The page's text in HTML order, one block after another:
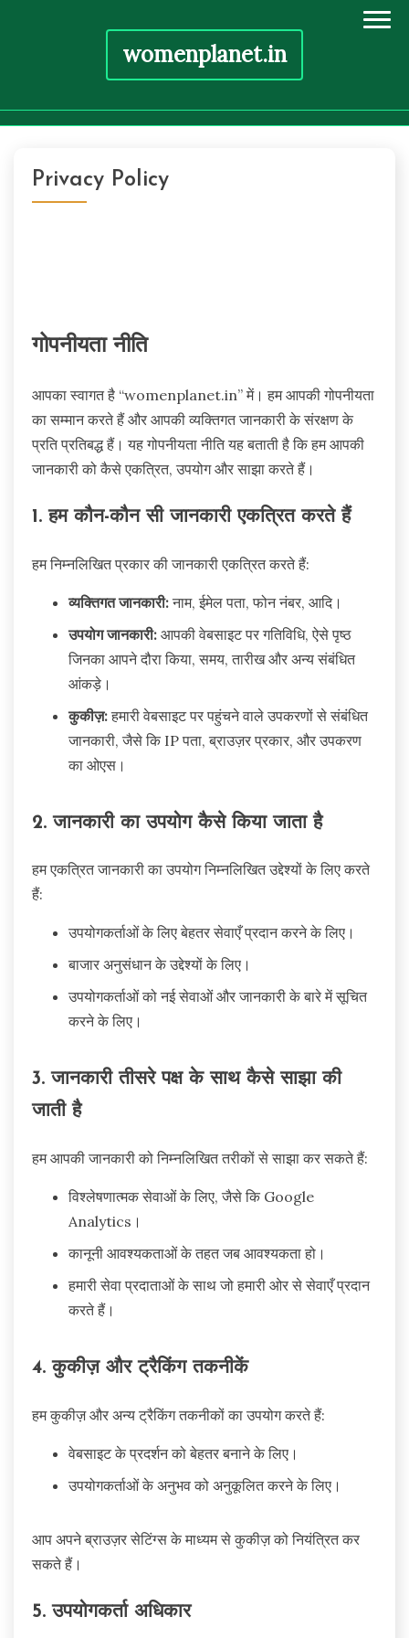
womenplanet.in
contentPrivacy Policy
गोपनीयता नीति
आपका स्वागत है “womenplanet.in” में। हम आपकी गोपनीयता
का सम्मान करते हैं और आपकी व्यक्तिगत जानकारी के संरक्षण के
प्रति प्रतिबद्ध हैं। यह गोपनीयता नीति यह बताती है कि हम आपकी
जानकारी को कैसे एकत्रित, उपयोग और साझा करते हैं।
1. हम कौन-कौन सी जानकारी एकत्रित करते हैं
हम निम्नलिखित प्रकार की जानकारी एकत्रित करते हैं:
व्यक्तिगत जानकारी:नाम, ईमेल पता, फोन नंबर, आदि।
उपयोग जानकारी: आपकी वेबसाइट पर गतिविधि, ऐसे पृष्ठ
जिनका आपने दौरा किया, समय, तारीख और अन्य संबंधित
आंकड़े।
कुकीज़:हमारी वेबसाइट पर पहुंचने वाले उपकरणों से संबंधित
जानकारी, जैसे कि IP पता, ब्राउज़र प्रकार, और उपकरण
का ओएस।
2. जानकारी का उपयोग कैसे किया जाता है
हम एकत्रित जानकारी का उपयोग निम्नलिखित उद्देश्यों के लिए करते
हैं:
उपयोगकर्ताओं के लिए बेहतर सेवाएँ प्रदान करने के लिए।
बाजार अनुसंधान के उद्देश्यों के लिए।
उपयोगकर्ताओं को नई सेवाओं और जानकारी के बारे में सूचित
करने के लिए।
3. जानकारी तीसरे पक्ष के साथ कैसे साझा की
जाती है
हम आपकी जानकारी को निम्नलिखित तरीकों से साझा कर सकते हैं:
विश्लेषणात्मक सेवाओं के लिए, जैसे कि Google
Analytics।
कानूनी आवश्यकताओं के तहत जब आवश्यकता हो।
हमारी सेवा प्रदाताओं के साथ जो हमारी ओर से सेवाएँ प्रदान
करते हैं।
4. कुकीज़ और ट्रैकिंग तकनीकें
हम कुकीज़ और अन्य ट्रैकिंग तकनीकों का उपयोग करते हैं:
वेबसाइट के प्रदर्शन को बेहतर बनाने के लिए।
उपयोगकर्ताओं के अनुभव को अनुकूलित करने के लिए।
आप अपने ब्राउज़र सेटिंग्स के माध्यम से कुकीज़ को नियंत्रित कर
सकते हैं।
5. उपयोगकर्ता अधिकार